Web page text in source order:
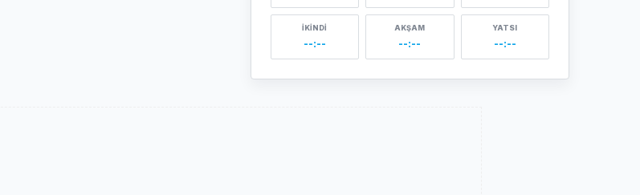
İKINDI
--:--
AKŞAM
--:--
YATSI
--:--